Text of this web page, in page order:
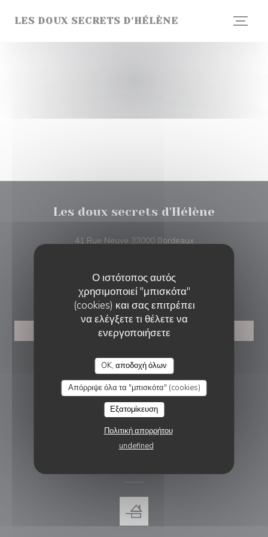
Ο ιστότοπος αυτός
χρησιμοποιεί "μπισκότα"
(cookies) και σας επιτρέπει
να ελέγξετε τι θέλετε να
ενεργοποιήσετε
OK, αποδοχή όλων
Απόρριψε όλα τα "μπισκότα" (cookies)
Εξατομίκευση
Πολιτική απορρήτου
undefined
LES DOUX SECRETS D'HÉLÈNE
Les doux secrets d'Hélène
41 Rue Neuve 33000 Bordeaux((ανοίγει σε νέο
ΚΡΆΤΗΣΗ
ΚΆΝΤΕ ΚΡΆΤΗΣΗ ΤΡΑΠΕΖΙΟΎ
ΑΚΟΛΟΥΘΉΣΤΕ ΜΑΣ
Facebook ((ανοίγει σε νέο
Instagram ((ανοίγει σε νέο
ΕΝΗΜΕΡΩΤΙΚΌ ΔΕΛΤΊΟ
LES DOUX SECRETS D'HÉLÈNE